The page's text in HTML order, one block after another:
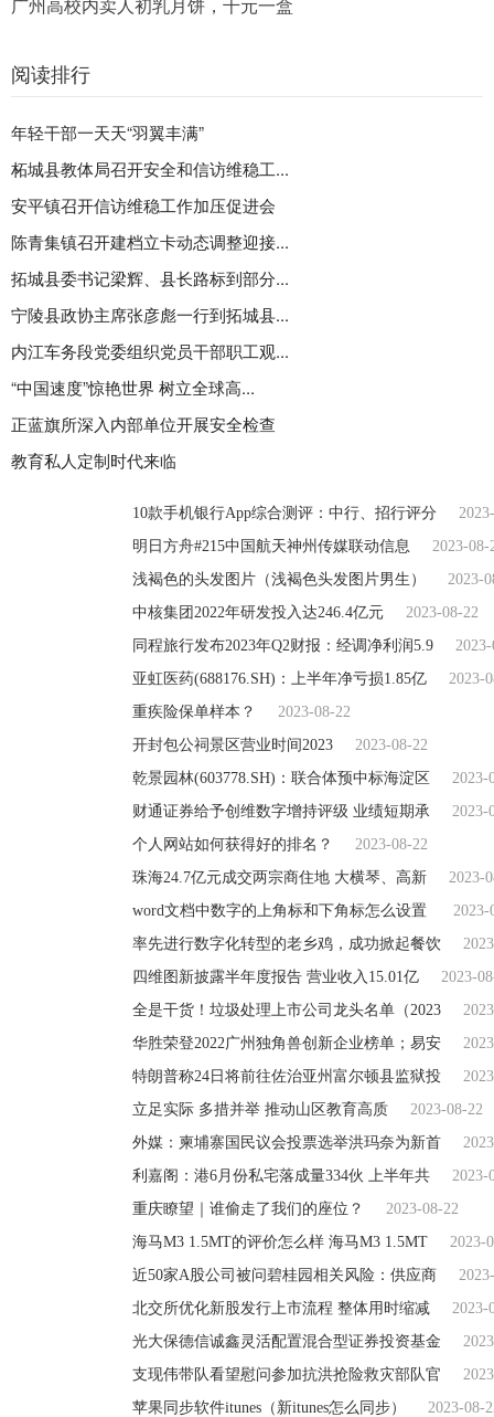
阅读排行
年轻干部一天天“羽翼丰满”
柘城县教体局召开安全和信访维稳工...
安平镇召开信访维稳工作加压促进会
陈青集镇召开建档立卡动态调整迎接...
拓城县委书记梁辉、县长路标到部分...
宁陵县政协主席张彦彪一行到拓城县...
内江车务段党委组织党员干部职工观...
“中国速度”惊艳世界 树立全球高...
正蓝旗所深入内部单位开展安全检查
教育私人定制时代来临
10款手机银行App综合测评：中行、招行评分
明日方舟#215中国航天神州传媒联动信息
2023-08-
浅褐色的头发图片（浅褐色头发图片男生）
2023-
中核集团2022年研发投入达246.4亿元
2023-08-22
同程旅行发布2023年Q2财报：经调净利润5.9
亚虹医药(688176.SH)：上半年净亏损1.85亿
2023-
重疾险保单样本？
2023-08-22
开封包公祠景区营业时间2023
2023-08-22
乾景园林(603778.SH)：联合体预中标海淀区
2023-
财通证券给予创维数字增持评级 业绩短期承
2023-
个人网站如何获得好的排名？
2023-08-22
珠海24.7亿元成交两宗商住地 大横琴、高新
2023-
word文档中数字的上角标和下角标怎么设置
2023-
率先进行数字化转型的老乡鸡，成功掀起餐饮
四维图新披露半年度报告 营业收入15.01亿
2023-
全是干货！垃圾处理上市公司龙头名单（2023
华胜荣登2022广州独角兽创新企业榜单；易安
特朗普称24日将前往佐治亚州富尔顿县监狱投
立足实际 多措并举 推动山区教育高质
2023-08-22
外媒：柬埔寨国民议会投票选举洪玛奈为新首
利嘉阁：港6月份私宅落成量334伙 上半年共
2023-
重庆瞭望｜谁偷走了我们的座位？
2023-08-22
海马M3 1.5MT的评价怎么样 海马M3 1.5MT
2023-
近50家A股公司被问碧桂园相关风险：供应商
北交所优化新股发行上市流程 整体用时缩减
2023-
光大保德信诚鑫灵活配置混合型证券投资基金
支现伟带队看望慰问参加抗洪抢险救灾部队官
苹果同步软件itunes（新itunes怎么同步）
2023-08-